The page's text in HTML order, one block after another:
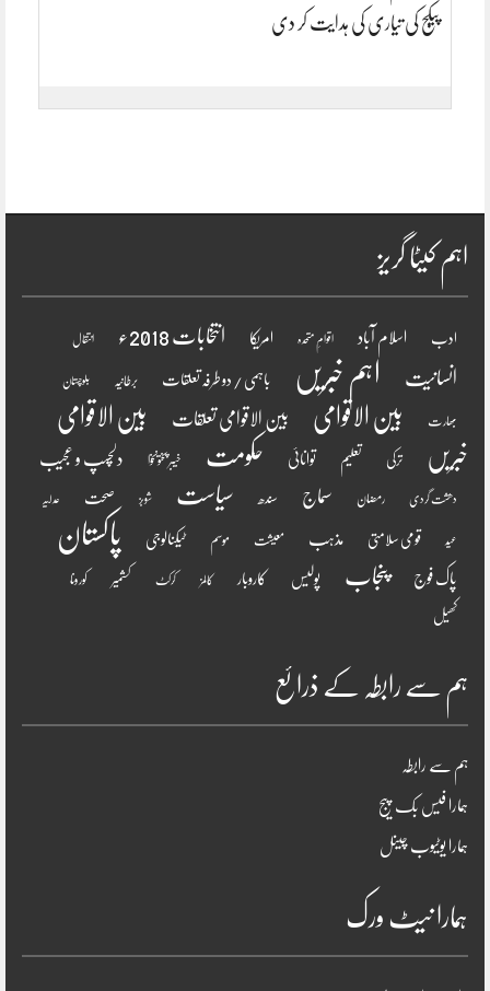
پیکج کی تیاری کی ہدایت کر دی
اہم کیٹا گریز
ادب اسلام آباد اقوامِ متحدہ امریکا انتخابات 2018ء انتقال
انسانیت اہم خبریں باہمی / دو طرفہ تعلقات برطانیہ بلوچستان
بھارت بین الاقوامی بین الاقوامی تعلقات
بین الاقوامی
خبریں
ترکی تعلیم توانائی حکومت خیبر پختونخوا دلچسپ و عجیب
دھشت گردی رمضان سماج سندھ سیاست شوبز صحت عدلیہ
عید قومی سلامتی مذہب معیشت موسم ٹیکنالوجی پاکستان
پاک فوج پنجاب پولیس کاروبار کالمز کرکٹ کشمیر کورونا
کھیل
ہم سے رابطہ کے ذرائع
ہم سے رابطہ
ہمارا فیس بک پیج
ہمارا یوٹیوب چینل
ہمارا نیٹ ورک